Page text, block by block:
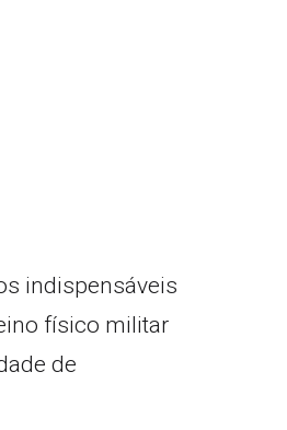
indispensáveis
físico militar
de